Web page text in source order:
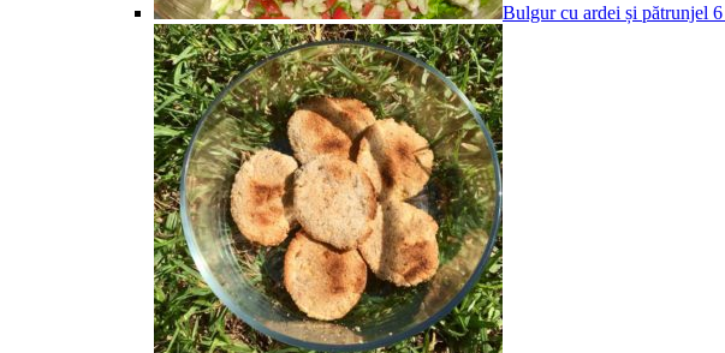
Bulgur cu ardei și pătrunjel 6